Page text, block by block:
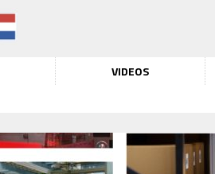
VIDEOS